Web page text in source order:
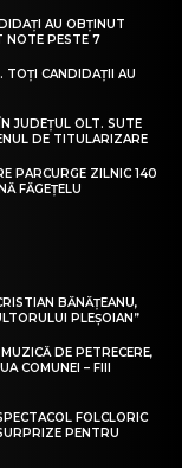
AU OBȚINUT
NOTE PESTE 7
TOȚI CANDIDAȚII AU
JUDEȚUL OLT. SUTE
DE TITULARIZARE
PARCURGE ZILNIC 140
FĂGEȚELU
BĂNĂȚEANU,
PLEȘOIAN”
DE PETRECERE,
COMUNEI – FIII
FOLCLORIC
PENTRU